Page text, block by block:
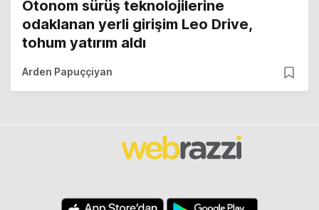
Otonom sürüş teknolojilerine
odaklanan yerli girişim Leo Drive,
tohum yatırım aldı
Arden Papuççiyan